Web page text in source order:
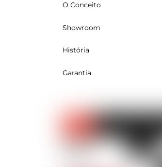
O Conceito
Showroom
História
Garantia